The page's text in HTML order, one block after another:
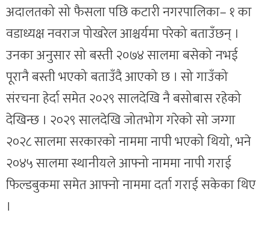
अदालतको सो फैसला पछि कटारी नगरपालिका– १ का
वडाध्यक्ष नवराज पोखरेल आश्चर्यमा परेको बताउँछन् ।
उनका अनुसार सो बस्ती २०७४ सालमा बसेको नभई
पूरानै बस्ती भएको बताउँदै आएको छ । सो गाउँको
संरचना हेर्दा समेत २०२९ सालदेखि नै बसोबास रहेको
देखिन्छ । २०२९ सालदेखि जोतभोग गरेको सो जग्गा
२०२८ सालमा सरकारको नाममा नापी भएको थियो, भने
२०४५ सालमा स्थानीयले आफ्नो नाममा नापी गराई
फिल्डबुकमा समेत आफ्नो नाममा दर्ता गराई सकेका थिए
।